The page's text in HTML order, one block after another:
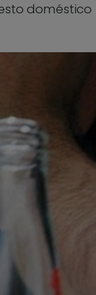
doméstico